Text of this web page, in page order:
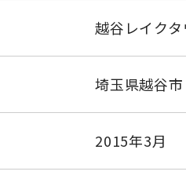
越谷レイク
埼玉県越谷
2015年3月